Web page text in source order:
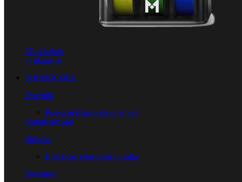
3D tiskalnik
in filamenti
SOUNDCORE
Zvočniki
Prenosni Bluetooth zvočniki
Soundcore app
Slušalke
Brezžične Bluetooth slušalke
Projektorji